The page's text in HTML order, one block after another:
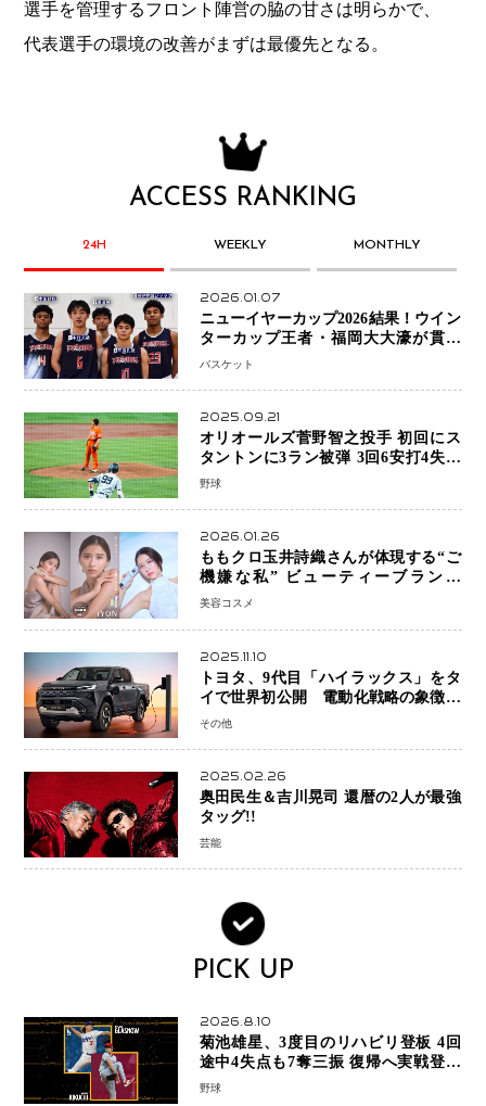
選手を管理するフロント陣営の脇の甘さは明らかで、
代表選手の環境の改善がまずは最優先となる。
ACCESS RANKING
24H WEEKLY MONTHLY
2026.01.07
ニューイヤーカップ2026結果！ウイン
ターカップ王者・福岡大大濠が貫禄
V！ 東山は“背番号継承”で新たな物語
バスケット
2025.09.21
オリオールズ菅野智之投手 初回にス
タントンに3ラン被弾 3回6安打4失点
で降板
野球
2026.01.26
ももクロ玉井詩織さんが体現する“ご
機嫌な私” ビューティーブランド
「iYON」が描く新しいスキンケア体
美容コスメ
2025.11.10
トヨタ、9代目「ハイラックス」をタ
イで世界初公開 電動化戦略の象徴と
なるBEVモデルを初設定
その他
2025.02.26
奥田民生＆吉川晃司 還暦の2人が最強
タッグ!!
芸能
PICK UP
2026.8.10
菊池雄星、3度目のリハビリ登板 4回
途中4失点も7奪三振 復帰へ実戦登板
を重ねる
野球